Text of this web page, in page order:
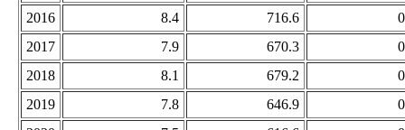
2016
8.4 716.6
2017
7.9 670.3
2018
8.1 679.2
2019
7.8 646.9